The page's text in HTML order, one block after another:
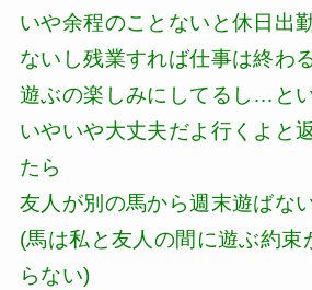
いや余程のことないと休日出
ないし残業すれば仕事は終わ
遊ぶの楽しみにしてるし…と
いやいや大丈夫だよ行くよと
たら
友人が別の馬から週末遊ばな
(馬は私と友人の間に遊ぶ約束
らない)